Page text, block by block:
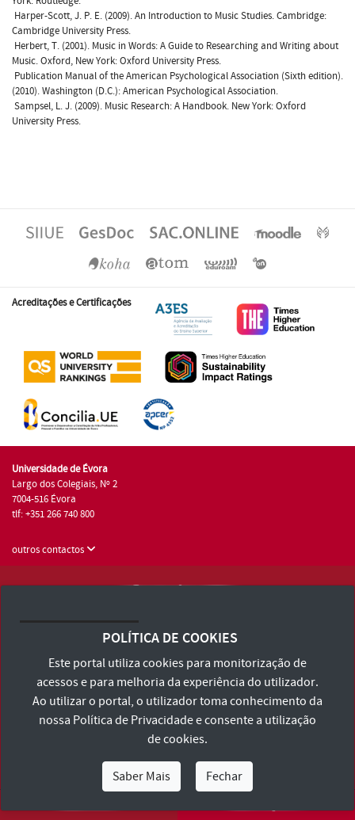
 Harper-Scott, J. P. E. (2009). An Introduction to Music Studies. Cambridge:
Cambridge University Press.
 Herbert, T. (2001). Music in Words: A Guide to Researching and Writing about
Music. Oxford, New York: Oxford University Press.
 Publication Manual of the American Psychological Association (Sixth edition).
(2010). Washington (D.C.): American Psychological Association.
 Sampsel, L. J. (2009). Music Research: A Handbook. New York: Oxford
University Press.
Acreditações e Certificações
Universidade de Évora
Largo dos Colegiais, Nº 2
7004-516 Évora
tlf: +351 266 740 800
outros contactos
Consulte os Termos e Condições e Política de Privacidade
Declaração de Acessibilidade
POLÍTICA DE COOKIES
Este portal utiliza cookies para monitorização de
acessos e para melhoria da experiência do utilizador.
Ao utilizar o portal, o utilizador toma conhecimento da
nossa Política de Privacidadee consente a utilização
de cookies.
Saber Mais Fechar